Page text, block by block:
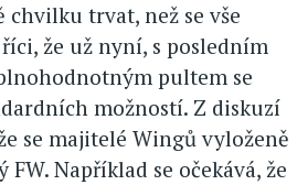
chvilku trvat, než se vše
že už nyní, s posledním
pultem se
možností. Z diskuzí
se majitelé Wingů vyloženě
Například se očekává, že